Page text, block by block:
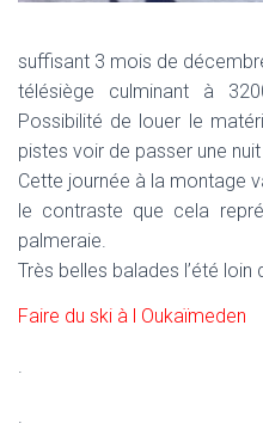
suffisant 3 mois de
télésiège culminant à
Possibilité de louer le
pistes voir de passer une
Cette journée à la montage
le contraste que cela
palmeraie.
Très belles balades l’été
Faire du ski à l Oukaïmeden
.
.